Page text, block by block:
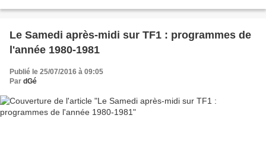
Le Samedi après-midi sur TF1 : programmes de
l'année 1980-1981
Publié le 25/07/2016 à 09:05
Par dGé